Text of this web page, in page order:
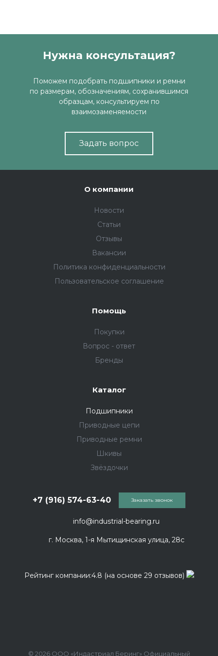
Нужна консультация?
Поможем подобрать подшипники и ремни
по размерам, обозначениям, сохранившимся
образцам, консультируем по
взаимозаменяемости
Задать вопрос
О компании
Новости
Статьи
Отзывы
Вакансии
Политика конфиденциальности
Пользовательское соглашение
Помощь
Покупки
Вопрос - ответ
Бренды
Каталог
Подшипники
Приводные цепи
Приводные ремни
Шкивы
Звёздочки
info@industrial-bearing.ru
+7 (916) 574-63-40
г. Москва, 1-я Мытищинская улица, 28с
Заказать звонок
Рейтинг компании:4.8 (на основе 29 отзывов)
© 2026 ООО «Индастриал Беринг» Официальный